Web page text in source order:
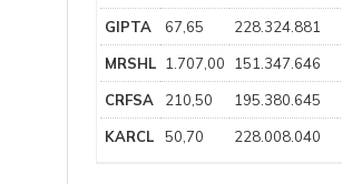
GIPTA 67,65 228.324.881
MRSHL 1.707,00 151.347.646
CRFSA 210,50 195.380.645
KARCL 50,70 228.008.040